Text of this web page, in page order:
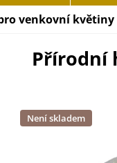
venkovní květiny
Přírodní
Není skladem